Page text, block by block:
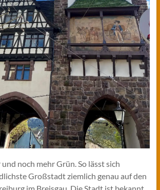
noch mehr Grün. So lässt sich
Großstadt ziemlich genau auf den